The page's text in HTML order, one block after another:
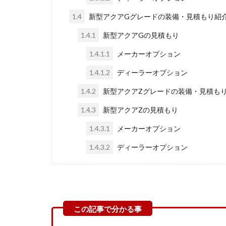
1.4 新型アクアGグレードの装備・見積もり紹
1.4.1 新型アクアGの見積もり
1.4.1.1 メーカーオプション
1.4.1.2 ディーラーオプション
1.4.2 新型アクアZグレードの装備・見積も
1.4.3 新型アクアZの見積もり
1.4.3.1 メーカーオプション
1.4.3.2 ディーラーオプション